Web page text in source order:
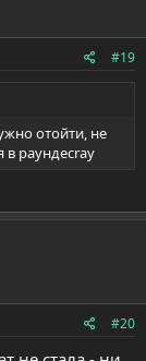
#19
отойти, не
в раундеcray
#20